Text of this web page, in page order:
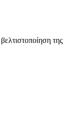
της